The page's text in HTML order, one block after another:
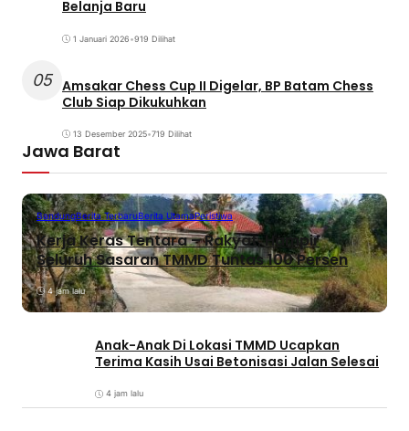
Belanja Baru
1 Januari 2026•919 Dilihat
05 Amsakar Chess Cup II Digelar, BP Batam Chess
Club Siap Dikukuhkan
13 Desember 2025•719 Dilihat
Jawa Barat
BandungBerita TerbaruBerita UtamaPeristiwa
Kerja Keras Tentara – Rakyat, Hampir
Seluruh Sasaran TMMD Tuntas 100 Persen
4 jam lalu
Anak-Anak Di Lokasi TMMD Ucapkan
Terima Kasih Usai Betonisasi Jalan Selesai
4 jam lalu